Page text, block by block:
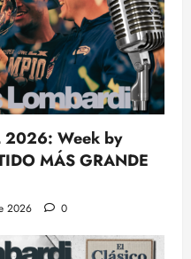
2026: Week by
MÁS GRANDE
2026 0